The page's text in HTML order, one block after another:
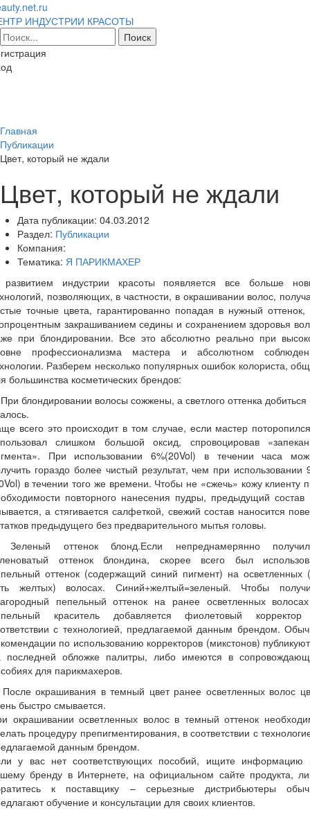
ИНДУСТРИИ КРАСОТЫ
Главная
Публикации
Цвет, который не ждали
Цвет, который не ждали
Дата публикации: 04.03.2012
Раздел: Публикации
Компания:
Тематика: Я ПАРИКМАХЕР
индустрии красоты появляется все больше
позволяющих, в частности, в окрашивании волос,
точные цвета, гарантированно попадая в нужный оттенок,
закрашиванием седины и сохранением здоровья
при блондировании. Все это абсолютно реально при
профессионализма мастера и абсолютном
Разберем несколько популярных ошибок колориста,
большинства косметических брендов:
блондировании волосы сожжены, а светлого оттенка добиться
всего это происходит в том случае, если мастер
слишком большой оксид, спровоцировав
При использовании 6%(20Vol) в течении часа
гораздо более чистый результат, чем при использовании
в течении того же времени. Чтобы не «сжечь» кожу клиенту
повторного нанесения пудры, предыдущий состав
а стягивается салфеткой, свежий состав наносится
предыдущего без предварительного мытья головы.
оттенок блонд.Если непреднамерянно
оттенок блондина, скорее всего был
оттенок (содержащий синий пигмент) на осветленных
желтых) волосах. Синий+желтый=зеленый. Чтобы
пепельный оттенок на ранее осветленных
краситель добавляется фиолетовый
с технологией, предлагаемой данным брендом.
по использованию корректоров (микстонов)
последней обложке палитры, либо имеются в
для парикмахеров.
окрашивания в темный цвет ранее осветленных волос
быстро смывается.
окрашивании осветленных волос в темный оттенок
процедуру препигментирования, в соответствии с
данным брендом.
у вас нет соответствующих пособий, ищите информацию
бренду в Интернете, на официальном сайте продукта,
к поставщику – серьезные дистрибьютеры
обучение и консультации для своих клиентов.